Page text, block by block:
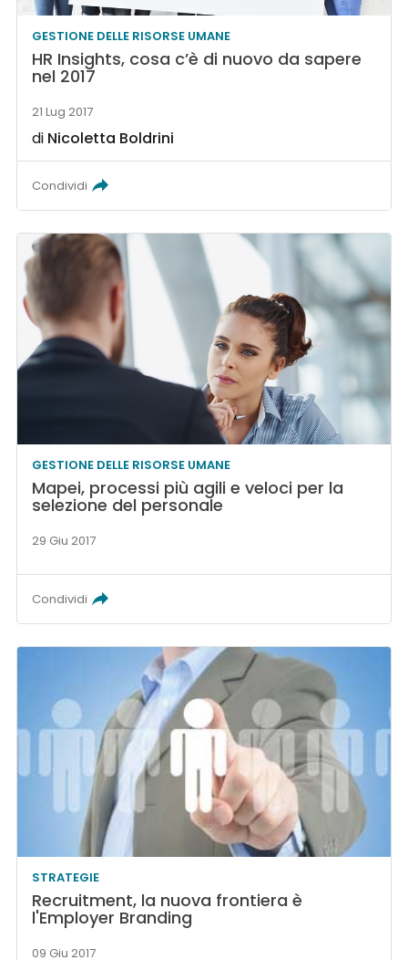
GESTIONE DELLE RISORSE UMANE
HR Insights, cosa c’è di nuovo da sapere
nel 2017
21 Lug 2017
di Nicoletta Boldrini
Condividi
GESTIONE DELLE RISORSE UMANE
Mapei, processi più agili e veloci per la
selezione del personale
29 Giu 2017
Condividi
STRATEGIE
Recruitment, la nuova frontiera è
l'Employer Branding
09 Giu 2017